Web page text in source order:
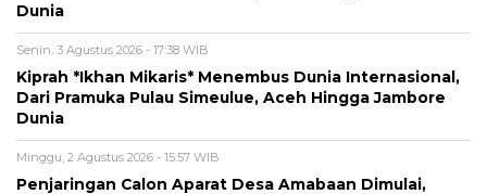
Dunia
Senin, 3 Agustus 2026 - 17:38 WIB
Kiprah *Ikhan Mikaris* Menembus Dunia Internasional,
Dari Pramuka Pulau Simeulue, Aceh Hingga Jambore
Dunia
Minggu, 2 Agustus 2026 - 15:57 WIB
Penjaringan Calon Aparat Desa Amabaan Dimulai,